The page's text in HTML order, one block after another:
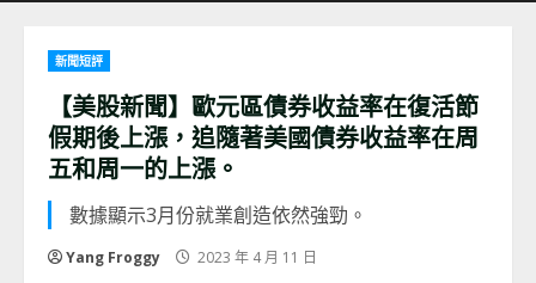
新聞短評
【美股新聞】歐元區債券收益率在復活節
假期後上漲，追隨著美國債券收益率在周
五和周一的上漲。
數據顯示3月份就業創造依然強勁。
Yang Froggy 2023 年 4 月 11 日